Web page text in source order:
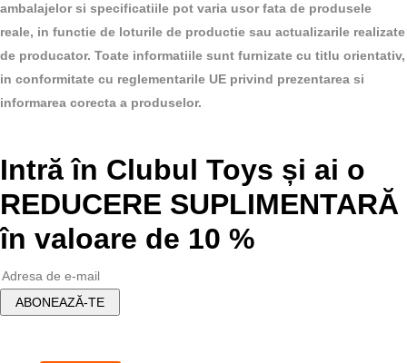
fost:
78.00 lei.
este:
70.00 lei.
ambalajelor si specificatiile pot varia usor fata de produsele
reale, in functie de loturile de productie sau actualizarile realizate
de producator. Toate informatiile sunt furnizate cu titlu orientativ,
in conformitate cu reglementarile UE privind prezentarea si
informarea corecta a produselor.
Intră în Clubul Toys și ai o
REDUCERE SUPLIMENTARĂ
în valoare de 10 %